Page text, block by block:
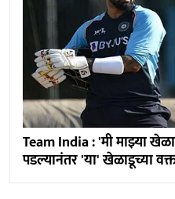
Team India : 'मी माझ्या
पडल्यानंतर 'या' खेळाडूच्या